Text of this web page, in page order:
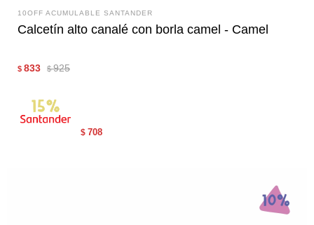
10OFF ACUMULABLE SANTANDER
Calcetín alto canalé con borla camel - Camel
$ 833 $ 925
$ 708